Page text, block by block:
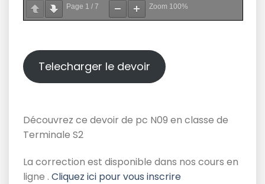
Page 1 / 7 Zoom 100%
Telecharger le devoir
Découvrez ce devoir de pc N09 en classe de
Terminale S2
La correction est disponible dans nos cours en
ligne . Cliquez ici pour vous inscrire